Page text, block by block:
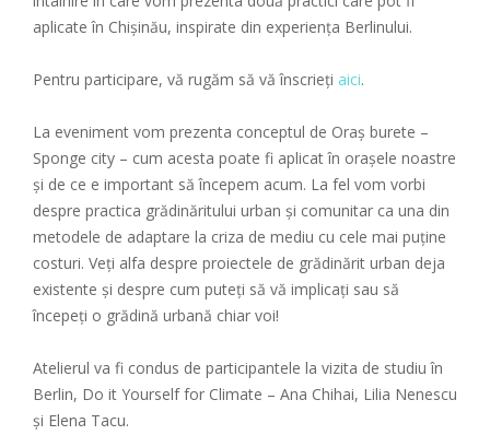
aplicate în Chișinău, inspirate din experiența Berlinului.
Pentru participare, vă rugăm să vă înscrieți aici.
La eveniment vom prezenta conceptul de Oraș burete –
Sponge city – cum acesta poate fi aplicat în orașele noastre
și de ce e important să începem acum. La fel vom vorbi
despre practica grădinăritului urban și comunitar ca una din
metodele de adaptare la criza de mediu cu cele mai puține
costuri. Veți alfa despre proiectele de grădinărit urban deja
existente și despre cum puteți să vă implicați sau să
începeți o grădină urbană chiar voi!
Atelierul va fi condus de participantele la vizita de studiu în
Berlin, Do it Yourself for Climate – Ana Chihai, Lilia Nenescu
și Elena Tacu.